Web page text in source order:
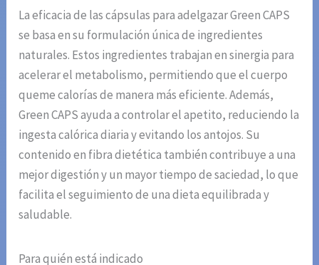
La eficacia de las cápsulas para adelgazar Green CAPS
se basa en su formulación única de ingredientes
naturales. Estos ingredientes trabajan en sinergia para
acelerar el metabolismo, permitiendo que el cuerpo
queme calorías de manera más eficiente. Además,
Green CAPS ayuda a controlar el apetito, reduciendo la
ingesta calórica diaria y evitando los antojos. Su
contenido en fibra dietética también contribuye a una
mejor digestión y un mayor tiempo de saciedad, lo que
facilita el seguimiento de una dieta equilibrada y
saludable.
Para quién está indicado